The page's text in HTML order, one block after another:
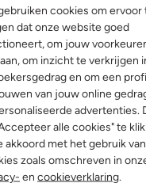
cookies om ervoor
dat onze website goed
om jouw
om inzicht te verkrijgen
en om een
van jouw online
advertenties.
alle cookies" te
akkoord met het gebruik
zoals omschreven in
en cookieverklaring
vanaf €75,-
binnen 30 dagen*
met Klarna